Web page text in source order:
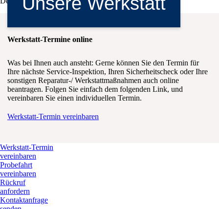
Werkstatt-Termine online
Was bei Ihnen auch ansteht: Gerne können Sie den Termin für
Ihre nächste Service-Inspektion, Ihren Sicherheitscheck oder Ihre
sonstigen Reparatur-/ Werkstattmaßnahmen auch online
beantragen. Folgen Sie einfach dem folgenden Link, und
vereinbaren Sie einen individuellen Termin.
Werkstatt-Termin vereinbaren
Werkstatt-Termin
vereinbaren
Probefahrt
vereinbaren
Rückruf
anfordern
Kontaktanfrage